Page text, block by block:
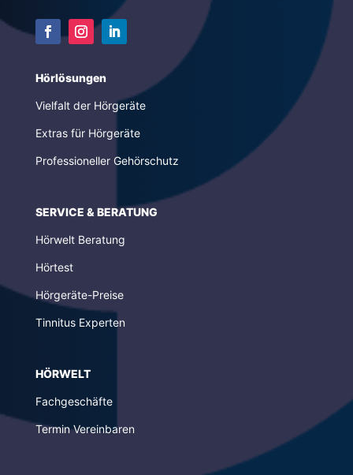
Hörlösungen
Vielfalt der Hörgeräte
Extras für Hörgeräte
Professioneller Gehörschutz
SERVICE & BERATUNG
Hörwelt Beratung
Hörtest
Hörgeräte-Preise
Tinnitus Experten
HÖRWELT
Fachgeschäfte
Termin Vereinbaren